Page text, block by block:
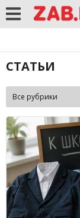
СТАТЬИ